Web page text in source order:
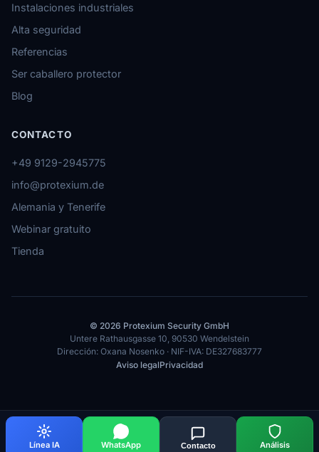
Instalaciones industriales
Alta seguridad
Referencias
Ser caballero protector
Blog
CONTACTO
+49 9129-2945775
info@protexium.de
Alemania y Tenerife
Webinar gratuito
Tienda
© 2026 Protexium Security GmbH
Untere Rathausgasse 10, 90530 Wendelstein
Dirección: Oxana Nosenko · NIF-IVA: DE327683777
Aviso legalPrivacidad
Español
Línea IA WhatsApp Contacto Análisis